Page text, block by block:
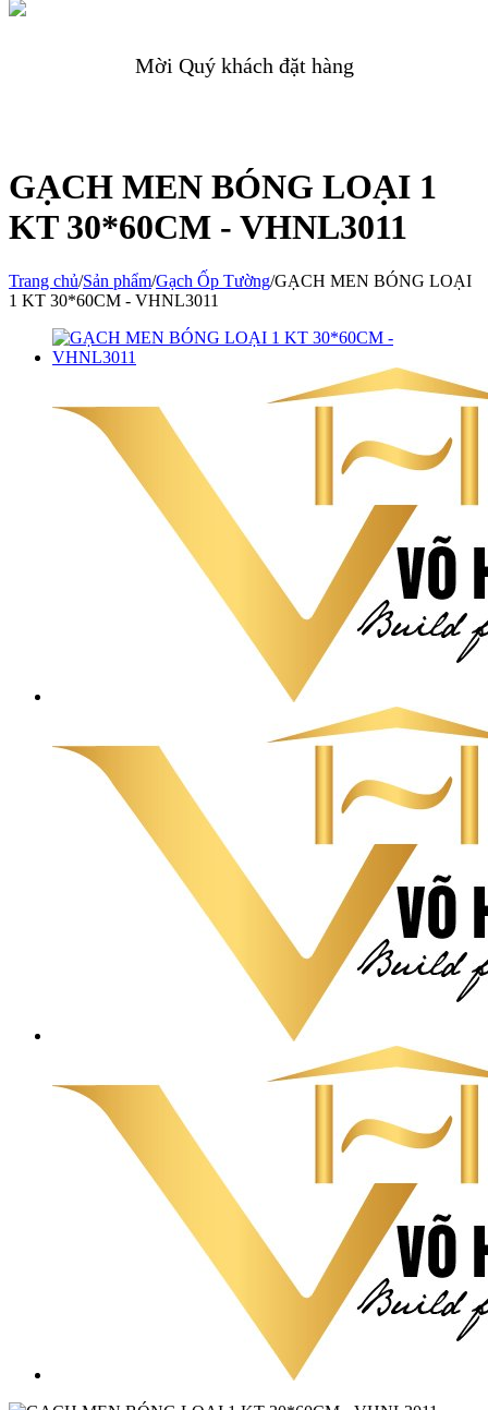
Mời Quý khách đặt hàng
GẠCH MEN BÓNG LOẠI 1
KT 30*60CM - VHNL3011
Trang chủ/Sản phẩm/Gạch Ốp Tường/GẠCH MEN BÓNG LOẠI
1 KT 30*60CM - VHNL3011